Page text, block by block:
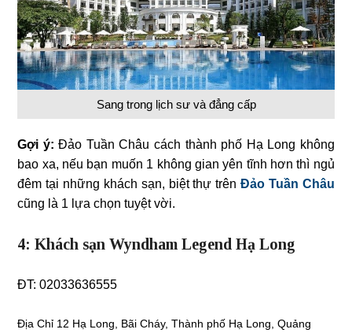
Sang trong lịch sư và đẳng cấp
Gợi ý: Đảo Tuần Châu cách thành phố Hạ Long không
bao xa, nếu bạn muốn 1 không gian yên tĩnh hơn thì ngủ
đêm tại những khách sạn, biệt thự trên Đảo Tuần Châu
cũng là 1 lựa chọn tuyệt vời.
4:Khách sạn Wyndham Legend Hạ Long
ĐT: 02033636555
Địa Chỉ 12 Hạ Long, Bãi Cháy, Thành phố Hạ Long, Quảng